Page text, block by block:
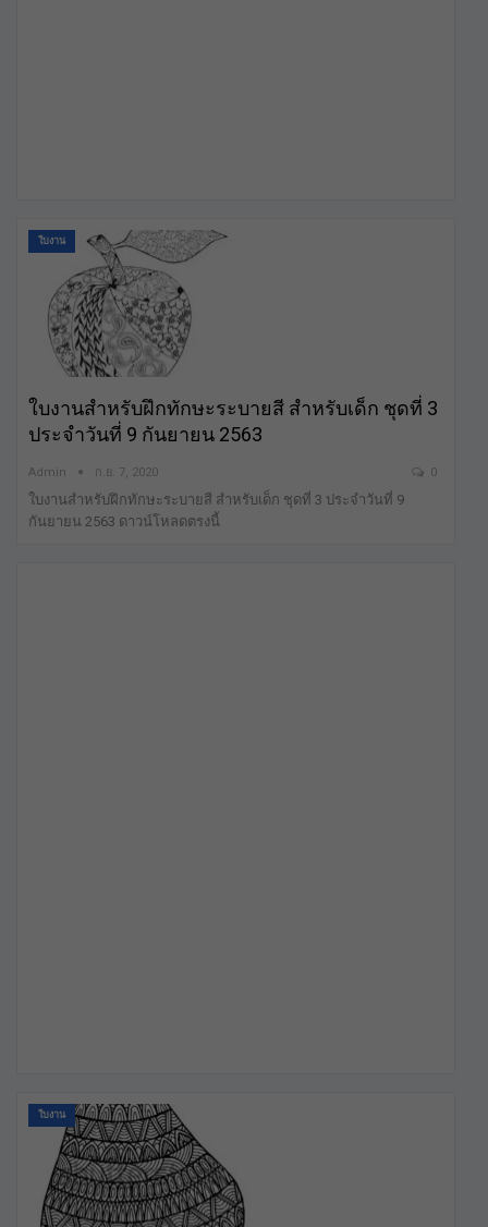
ใบงาน
ใบงานสำหรับฝึกทักษะระบายสี สำหรับเด็ก ชุดที่ 3
ประจำวันที่ 9 กันยายน 2563
Admin ก.ย. 7, 2020 0
ใบงานสำหรับฝึกทักษะระบายสี สำหรับเด็ก ชุดที่ 3 ประจำวันที่ 9
กันยายน 2563 ดาวน์โหลดตรงนี้
ใบงาน